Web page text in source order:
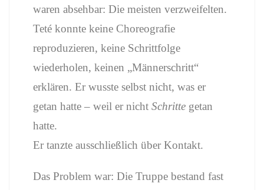
waren absehbar: Die meisten verzweifelten.
Teté konnte keine Choreografie
reproduzieren, keine Schrittfolge
wiederholen, keinen „Männerschritt“
erklären. Er wusste selbst nicht, was er
getan hatte – weil er nicht Schritte getan
hatte.
Er tanzte ausschließlich über Kontakt.
Das Problem war: Die Truppe bestand fast